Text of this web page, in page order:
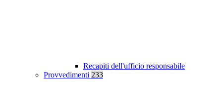
Recapiti dell'ufficio responsabile
Provvedimenti 233